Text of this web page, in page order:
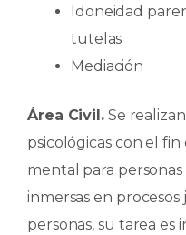
Idoneidad
tutelas
Mediación
Área Civil.Se
psicológicas con el
mental para
inmersas en
personas, su tarea es